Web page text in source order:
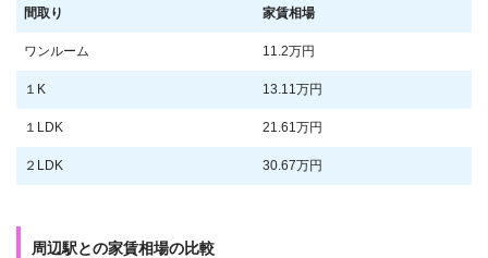
間取り 家賃相場
ワンルーム 11.2万円
１K 13.11万円
１LDK 21.61万円
２LDK 30.67万円
周辺駅との家賃相場の比較